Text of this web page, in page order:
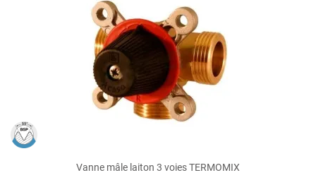
Vanne mâle laiton 3 voies TERMOMIX